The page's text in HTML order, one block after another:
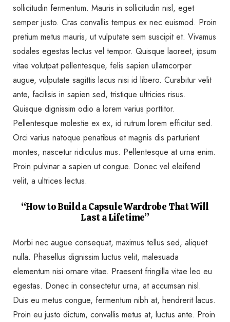
sollicitudin fermentum. Mauris in sollicitudin nisl, eget
semper justo. Cras convallis tempus ex nec euismod. Proin
pretium metus mauris, ut vulputate sem suscipit et. Vivamus
sodales egestas lectus vel tempor. Quisque laoreet, ipsum
vitae volutpat pellentesque, felis sapien ullamcorper
augue, vulputate sagittis lacus nisi id libero. Curabitur velit
ante, facilisis in sapien sed, tristique ultricies risus.
Quisque dignissim odio a lorem varius porttitor.
Pellentesque molestie ex ex, id rutrum lorem efficitur sed.
Orci varius natoque penatibus et magnis dis parturient
montes, nascetur ridiculus mus. Pellentesque at urna enim.
Proin pulvinar a sapien ut congue. Donec vel eleifend
velit, a ultrices lectus.
“How to Build a Capsule Wardrobe That Will
Last a Lifetime”
Morbi nec augue consequat, maximus tellus sed, aliquet
nulla. Phasellus dignissim luctus velit, malesuada
elementum nisi ornare vitae. Praesent fringilla vitae leo eu
egestas. Donec in consectetur urna, at accumsan nisl.
Duis eu metus congue, fermentum nibh at, hendrerit lacus.
Proin eu justo dictum, convallis metus at, luctus ante. Proin